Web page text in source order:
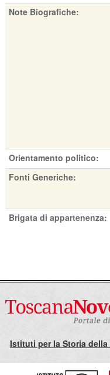
Note Biografiche:
Orientamento politico:
Fonti Generiche:
Brigata di appartenenza:
Istituti per la Storia